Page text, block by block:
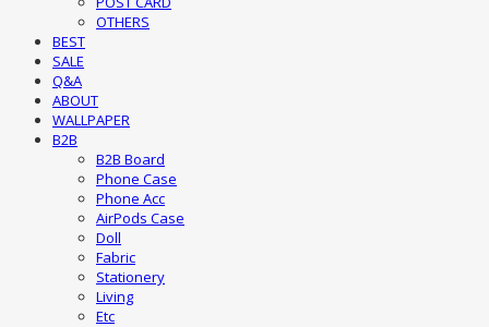
OTHERS
BEST
SALE
Q&A
ABOUT
WALLPAPER
B2B
B2B Board
Phone Case
Phone Acc
AirPods Case
Doll
Fabric
Stationery
Living
Etc